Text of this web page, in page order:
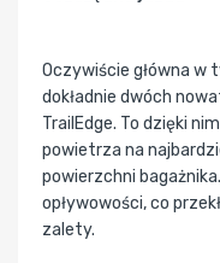
Oczywiście główna w
dokładnie dwóch
TrailEdge. To dzięki
powietrza na
powierzchni
opływowości, co
zalety.